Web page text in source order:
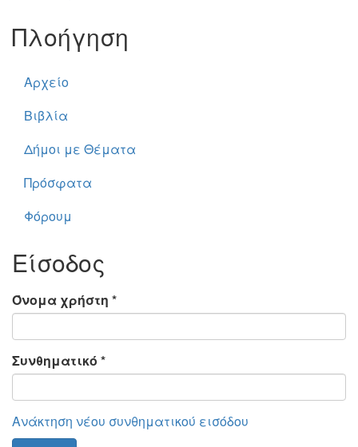
Πλοήγηση
Αρχείο
Βιβλία
Δήμοι με Θέματα
Πρόσφατα
Φόρουμ
Είσοδος
Όνομα χρήστη *
Συνθηματικό *
Ανάκτηση νέου συνθηματικού εισόδου